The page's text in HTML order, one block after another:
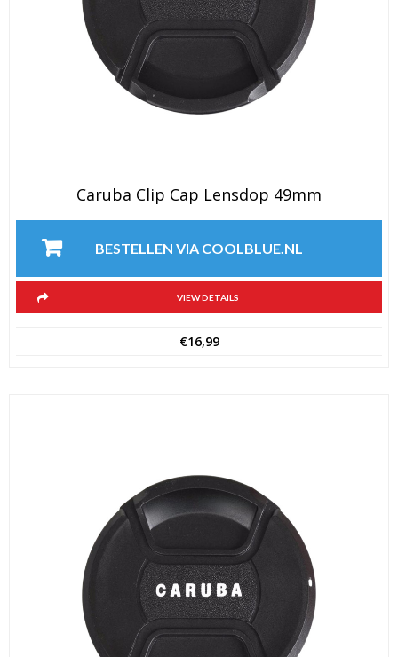
Caruba Clip Cap Lensdop 49mm
BESTELLEN VIA COOLBLUE.NL
VIEW DETAILS
€16,99